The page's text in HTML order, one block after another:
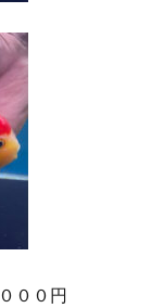
００円